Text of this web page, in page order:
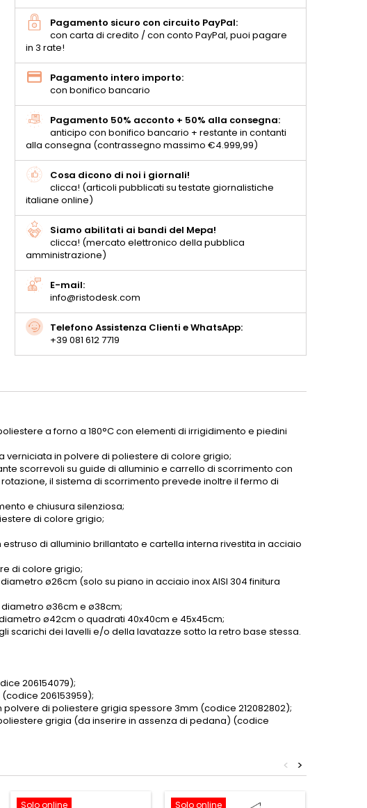
Pagamento sicuro con circuito PayPal:
con carta di credito / con conto PayPal, puoi pagare
in 3 rate!
Pagamento intero importo:
con bonifico bancario
Pagamento 50% acconto + 50% alla consegna:
anticipo con bonifico bancario + restante in contanti
alla consegna (contrassegno massimo €4.999,99)
Cosa dicono di noi i giornali!
clicca! (articoli pubblicati su testate giornalistiche
italiane online)
Siamo abilitati ai bandi del Mepa!
clicca! (mercato elettronico della pubblica
amministrazione)
E-mail:
info@ristodesk.com
Telefono Assistenza Clienti e WhatsApp:
+39 081 612 7719
a forno a 180°C con elementi di irrigidimento e piedini
verniciata in polvere di poliestere di colore grigio;
scorrevoli su guide di alluminio e carrello di scorrimento con
il sistema di scorrimento prevede inoltre il fermo di
e chiusura silenziosa;
di colore grigio;
di alluminio brillantato e cartella interna rivestita in acciaio
di colore grigio;
ø26cm (solo su piano in acciaio inox AISI 304 finitura
ø36cm e ø38cm;
ø42cm o quadrati 40x40cm e 45x45cm;
scarichi dei lavelli e/o della lavatazze sotto la retro base stessa.
206154079);
206153959);
di poliestere grigia spessore 3mm (codice 212082802);
grigia (da inserire in assenza di pedana) (codice
>
<
Solo online
Solo online